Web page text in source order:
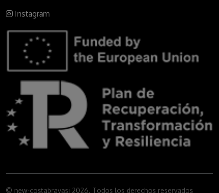
Instagram
© new-costabravasi 2026. Todos los derechos reservados